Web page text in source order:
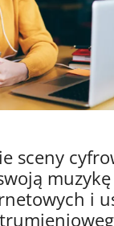
sceny
i